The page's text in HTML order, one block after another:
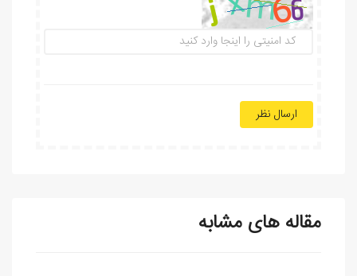
ارسال نظر
مقاله های مشابه